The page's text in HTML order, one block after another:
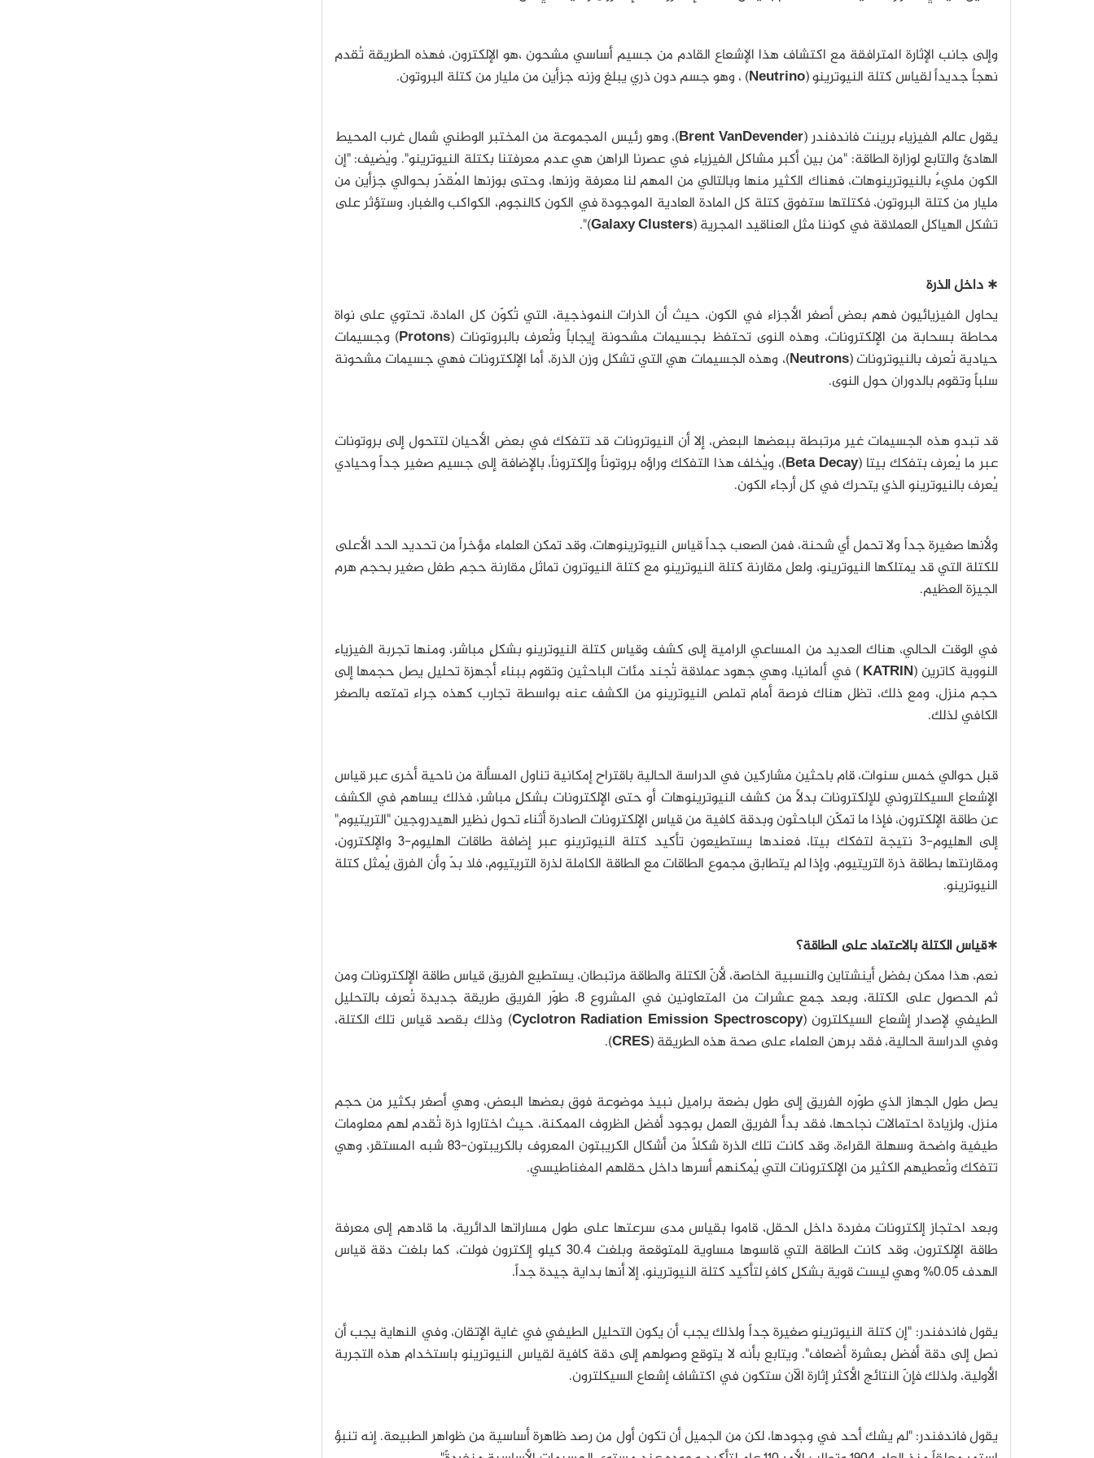
وإلى جانب الإثارة المترافقة مع اكتشاف هذا الإشعاع القادم من جسيم أساسي مشحون ،هو الإلكترون، فهذه الطريقة تُقدم
نهجاً جديداً لقياس كتلة النيوترينو (Neutrino) ، وهو جسم دون ذري يبلغ وزنه جزأين من مليار من كتلة البروتون.
يقول عالم الفيزياء برينت فاندفندر (Brent VanDevender)، وهو رئيس المجموعة من المختبر الوطني شمال غرب المحيط
الهادئ والتابع لوزارة الطاقة: "من بين أكبر مشاكل الفيزياء في عصرنا الراهن هي عدم معرفتنا بكتلة النيوترينو". ويُضيف: "إن
الكون مليءٌ بالنيوترينوهات، فهناك الكثير منها وبالتالي من المهم لنا معرفة وزنها، وحتى بوزنها المُقدّر بحوالي جزأين من
مليار من كتلة البروتون، فكتلتها ستفوق كتلة كل المادة العادية الموجودة في الكون كالنجوم، الكواكب والغبار، وستؤثر على
تشكل الهياكل العملاقة في كوننا مثل العناقيد المجرية (Galaxy Clusters
)".
∗ داخل الذرة
يحاول الفيزيائيون فهم بعض أصغر الأجزاء في الكون، حيث أن الذرات النموذجية، التي تُكوّن كل المادة، تحتوي على نواة
محاطة بسحابة من الإلكترونات، وهذه النوى تحتفظ بجسيمات مشحونة إيجاباً وتُعرف بالبروتونات (Protons) وجسيمات
حيادية تُعرف بالنيوترونات (Neutrons)، وهذه الجسيمات هي التي تشكل وزن الذرة، أما الإلكترونات فهي جسيمات مشحونة
سلباً وتقوم بالدوران حول النوى.
قد تبدو هذه الجسيمات غير مرتبطة ببعضها البعض، إلا أن النيوترونات قد تتفكك في بعض الأحيان لتتحول إلى بروتونات
عبر ما يُعرف بتفكك بيتا (Beta Decay)، ويُخلف هذا التفكك وراؤه بروتوناً وإلكتروناً، بالإضافة إلى جسيم صغير جداً وحيادي
يُعرف بالنيوترينو الذي يتحرك في كل أرجاء الكون.
ولأنها صغيرة جداً ولا تحمل أي شحنة، فمن الصعب جداً قياس النيوترينوهات، وقد تمكن العلماء مؤخراً من تحديد الحد الأعلى
للكتلة التي قد يمتلكها النيوترينو، ولعل مقارنة كتلة النيوترينو مع كتلة النيوترون تماثل مقارنة حجم طفل صغير بحجم هرم
الجيزة العظيم.
في الوقت الحالي، هناك العديد من المساعي الرامية إلى كشف وقياس كتلة النيوترينو بشكلٍ مباشر، ومنها تجربة الفيزياء
النووية كاترين (KATRIN) في ألمانيا، وهي جهود عملاقة تُجند مئات الباحثين وتقوم ببناء أجهزة تحليل يصل حجمها إلى
حجم منزل، ومع ذلك، تظل هناك فرصة أمام تملص النيوترينو من الكشف عنه بواسطة تجارب كهذه جراء تمتعه بالصغر
الكافي لذلك.
قبل حوالي خمس سنوات، قام باحثين مشاركين في الدراسة الحالية باقتراح إمكانية تناول المسألة من ناحية أخرى عبر قياس
الإشعاع السيكلتروني للإلكترونات بدلاً من كشف النيوترينوهات أو حتى الإلكترونات بشكلٍ مباشر، فذلك يساهم في الكشف
عن طاقة الإلكترون، فإذا ما تمكّن الباحثون وبدقة كافية من قياس الإلكترونات الصادرة أثناء تحول نظير الهيدروجين "التريتيوم"
إلى الهليوم-3 نتيجة لتفكك بيتا، فعندها يستطيعون تأكيد كتلة النيوترينو عبر إضافة طاقات الهليوم-3 والإلكترون،
ومقارنتها بطاقة ذرة التريتيوم، وإذا لم يتطابق مجموع الطاقات مع الطاقة الكاملة لذرة التريتيوم، فلا بدّ وأن الفرق يُمثل كتلة
النيوترينو.
∗قياس الكتلة بالاعتماد على الطاقة؟
نعم، هذا ممكن بفضل أينشتاين والنسبية الخاصة، لأنّ الكتلة والطاقة مرتبطان، يستطيع الفريق قياس طاقة الإلكترونات ومن
ثم الحصول على الكتلة، وبعد جمع عشرات من المتعاونين في المشروع 8، طوّر الفريق طريقة جديدة تُعرف بالتحليل
الطيفي لإصدار إشعاع السيكلترون (Cyclotron Radiation Emission Spectroscopy) وذلك بقصد قياس تلك الكتلة،
وفي الدراسة الحالية، فقد برهن العلماء على صحة هذه الطريقة (CRES
).
يصل طول الجهاز الذي طوّره الفريق إلى طول بضعة براميل نبيذ موضوعة فوق بعضها البعض، وهي أصغر بكثير من حجم
منزل، ولزيادة احتمالات نجاحها، فقد بدأ الفريق العمل بوجود أفضل الظروف الممكنة، حيث اختاروا ذرة تُقدم لهم معلومات
طيفية واضحة وسهلة القراءة، وقد كانت تلك الذرة شكلاً من أشكال الكريبتون المعروف بالكريبتون-83 شبه المستقر، وهي
تتفكك وتُعطيهم الكثير من الإلكترونات التي يُمكنهم أسرها داخل حقلهم المغناطيسي.
وبعد احتجاز إلكترونات مفردة داخل الحقل، قاموا بقياس مدى سرعتها على طول مساراتها الدائرية، ما قادهم إلى معرفة
طاقة الإلكترون، وقد كانت الطاقة التي قاسوها مساوية للمتوقعة وبلغت 30.4 كيلو إلكترون فولت، كما بلغت دقة قياس
الهدف 0.05% وهي ليست قوية بشكلٍ كافٍ لتأكيد كتلة النيوترينو، إلا أنها بداية جيدة جداً.
يقول فاندفندر: "إن كتلة النيوترينو صغيرة جداً ولذلك يجب أن يكون التحليل الطيفي في غاية الإتقان، وفي النهاية يجب أن
نصل إلى دقة أفضل بعشرة أضعاف". ويتابع بأنه لا يتوقع وصولهم إلى دقة كافية لقياس النيوترينو باستخدام هذه التجربة
الأولية، ولذلك فإنّ النتائج الأكثر إثارة الآن ستكون في اكتشاف إشعاع السيكلترون.
يقول فاندفندر: "لم يشك أحد في وجودها، لكن من الجميل أن تكون أول من رصد ظاهرة أساسية من ظواهر الطبيعة. إنه تنبؤ